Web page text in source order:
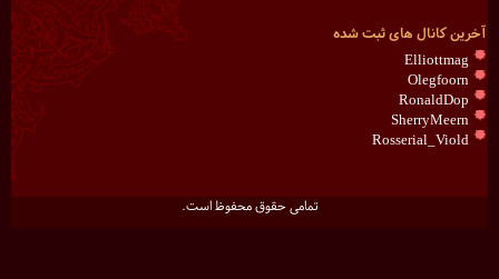
آخرین کانال های ثبت شده
Elliottmag
Olegfoorn
RonaldDop
SherryMeern
Rosserial_Viold
تمامی حقوق محفوظ است.